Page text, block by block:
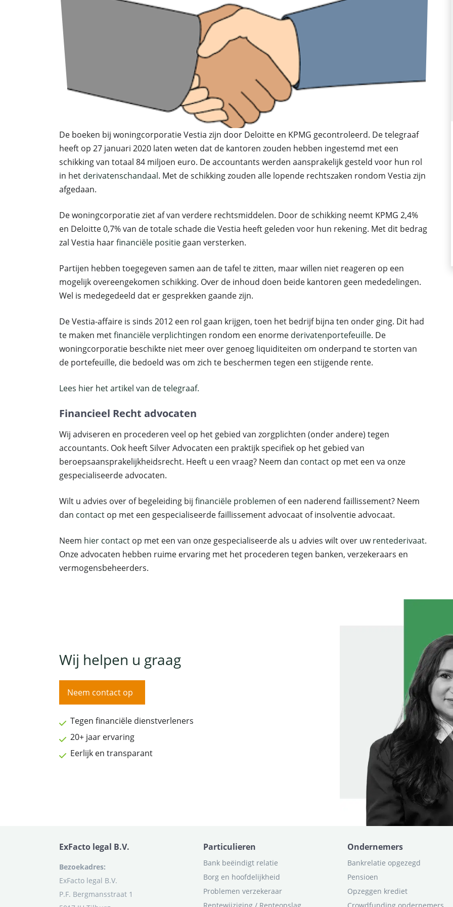
De boeken bij woningcorporatie Vestia zijn door Deloitte en KPMG gecontroleerd. De telegraaf
heeft op 27 januari 2020 laten weten dat de kantoren zouden hebben ingestemd met een
schikking van totaal 84 miljoen euro. De accountants werden aansprakelijk gesteld voor hun rol
in het derivatenschandaal. Met de schikking zouden alle lopende rechtszaken rondom Vestia zijn
afgedaan.
De woningcorporatie ziet af van verdere rechtsmiddelen. Door de schikking neemt KPMG 2,4%
en Deloitte 0,7% van de totale schade die Vestia heeft geleden voor hun rekening. Met dit bedrag
zal Vestia haarfinanciële positie gaan versterken.
Partijen hebben toegegeven samen aan de tafel te zitten, maar willen niet reageren op een
mogelijk overeengekomen schikking. Over de inhoud doen beide kantoren geen mededelingen.
Wel is medegedeeld dat er gesprekken gaande zijn.
De Vestia-affaire is sinds 2012 een rol gaan krijgen, toen het bedrijf bijna ten onder ging. Dit had
te maken metfinanciële verplichtingen rondom een enorme derivatenportefeuille. De
woningcorporatie beschikte niet meer over genoeg liquiditeiten om onderpand te storten van
de portefeuille, die bedoeld was om zich te beschermen tegen een stijgende rente.
Lees hier het artikel van de telegraaf.
Financieel Recht advocaten
Wij adviseren en procederen veel op het gebied van zorgplichten (onder andere) tegen
accountants. Ook heeft Silver Advocaten een praktijk specifiek op het gebied van
beroepsaansprakelijkheidsrecht. Heeft u een vraag? Neem dan contact op met een va onze
gespecialiseerde advocaten.
Wilt u advies over of begeleiding bij financiële problemen of een naderend faillissement? Neem
dan contact op met een gespecialiseerde faillissement advocaat of insolventie advocaat.
Neem hier contact op met een van onze gespecialiseerde als u advies wilt over uwrentederivaat.
Onze advocaten hebben ruime ervaring met het procederen tegen banken, verzekeraars en
vermogensbeheerders.
Wij helpen u graag
Neem contact op
Tegen financiële dienstverleners
20+ jaar ervaring
Eerlijk en transparant
ExFacto legal B.V.
Bezoekadres:
ExFacto legal B.V.
P.F. Bergmansstraat 1
Particulieren
Bank beëindigt relatie
Borg en hoofdelijkheid
Problemen verzekeraar
Rentewijziging / Renteopslag
Ondernemers
Bankrelatie opgezegd
Pensioen
Opzeggen krediet
Crowdfunding ondernemers